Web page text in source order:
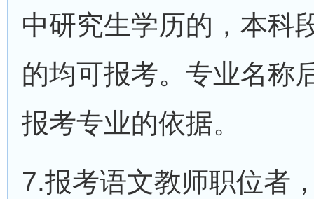
中研究生学历的，本科
的均可报考。专业名称
报考专业的依据。
7.报考语文教师职位者